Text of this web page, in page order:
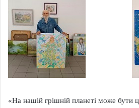
«На нашій грішній планеті може бути